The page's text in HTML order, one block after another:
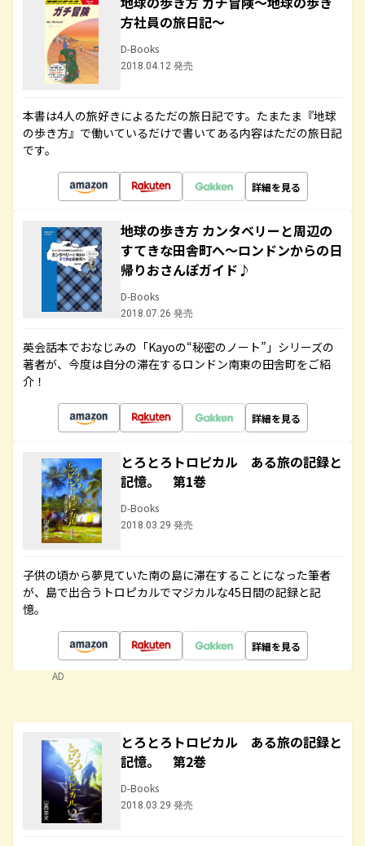
方社員の旅日記～
D-Books
2018.04.12 発売
本書は4人の旅好きによるただの旅日記です。たまたま『地球
の歩き方』で働いているだけで書いてある内容はただの旅日記
です。
詳細を見る
地球の歩き方 カンタベリーと周辺の
すてきな田舎町へ～ロンドンからの日
帰りおさんぽガイド♪
D-Books
2018.07.26 発売
英会話本でおなじみの「Kayoの“秘密のノート”」シリーズの
著者が、今度は自分の滞在するロンドン南東の田舎町をご紹
介！
詳細を見る
とろとろトロピカル ある旅の記録と
記憶。 第1巻
D-Books
2018.03.29 発売
子供の頃から夢見ていた南の島に滞在することになった筆者
が、島で出合うトロピカルでマジカルな45日間の記録と記
憶。
詳細を見る
AD
とろとろトロピカル ある旅の記録と
記憶。 第2巻
D-Books
2018.03.29 発売